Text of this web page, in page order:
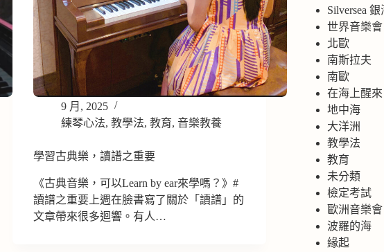
9 月, 2025
練琴心法,教學法,教育,音樂教養
學習古典樂，讀譜之重要
《古典音樂，可以Learn by ear來學嗎？》#
讀譜之重要上週在臉書寫了關於「讀譜」的
文章帶來很多迴響。有人…
Silversea
世界音樂會
北歐
南斯拉夫
南歐
在海上醒來
地中海
大洋洲
教學法
教育
未分類
檢定考試
歐洲音樂會
波羅的海
緣起